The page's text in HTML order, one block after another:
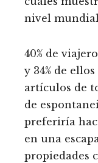
nivel
40% de
y 34% de
artículos de
de
preferiría
en una
propiedades